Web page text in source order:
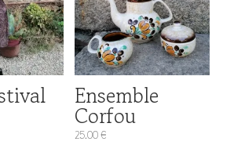
Ensemble
Corfou
25.00€